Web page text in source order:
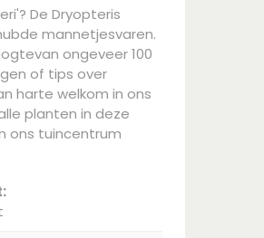
De Dryopteris
mannetjesvaren.
ongeveer 100
of tips over
harte welkom in ons
planten in deze
ons tuincentrum